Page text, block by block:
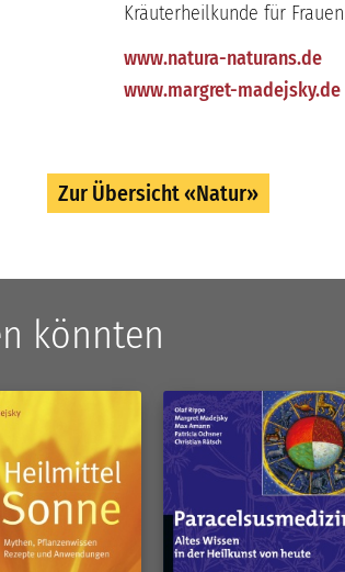
Kräuterheilkunde für
www.natura-naturans.de
www.margret-madejsky.de
Zur Übersicht «Natur»
könnten